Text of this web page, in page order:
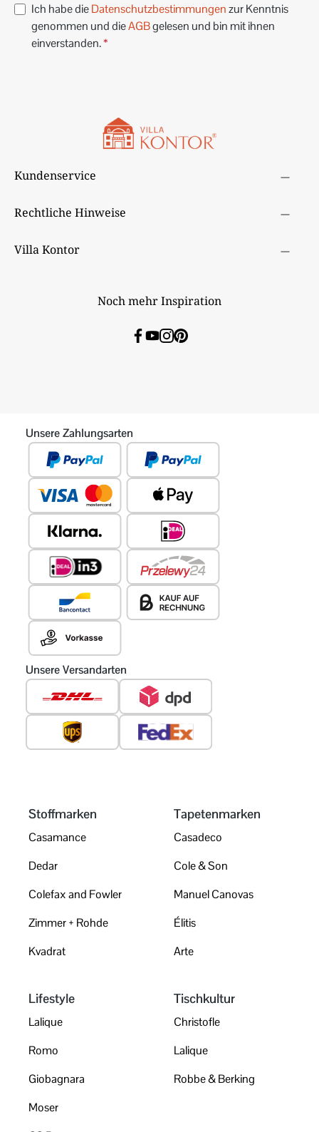
Ich habe dieDatenschutzbestimmungenzur Kenntnis
genommen und dieAGBgelesen und bin mit ihnen
einverstanden.*
Kundenservice
Rechtliche Hinweise
Villa Kontor
Noch mehr Inspiration
Unsere Zahlungsarten
Unsere Versandarten
Stoffmarken
Casamance
Dedar
Colefax and Fowler
Zimmer + Rohde
Kvadrat
Tapetenmarken
Casadeco
Cole & Son
Manuel Canovas
Élitis
Arte
Lifestyle
Lalique
Romo
Giobagnara
Moser
Tischkultur
Christofle
Lalique
Robbe & Berking